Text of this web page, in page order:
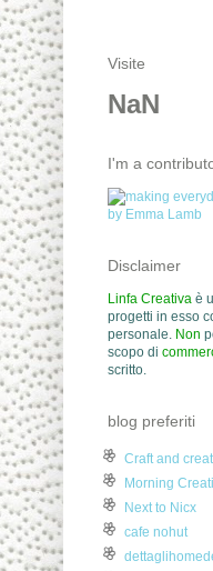
Visite
NaN
I'm a
Disclaimer
Linfa Creativa è
progetti in esso
personale. Non
scopo di
scritto.
blog preferiti
Craft and
Morning
Next to Nicx
cafe nohut